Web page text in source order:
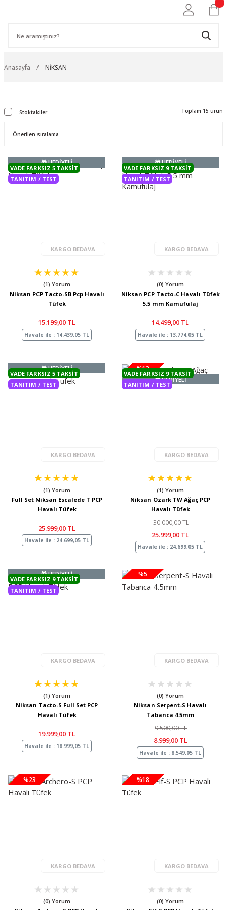
Anasayfa NİKSAN
Stoktakiler Toplam 15 ürün
🎁 HEDİYELİ
KARGO BEDAVA
VADE FARKSIZ 5 TAKSIT
TANITIM / TEST
(1) Yorum
Niksan PCP Tacto-SB Pcp Havalı
Tüfek
15.199,00 TL
Havale ile : 14.439,05 TL
🎁 HEDİYELİ
KARGO BEDAVA
VADE FARKSIZ 9 TAKSIT
TANITIM / TEST
(0) Yorum
Niksan PCP Tacto-C Havalı Tüfek
5.5 mm Kamufulaj
14.499,00 TL
Havale ile : 13.774,05 TL
🎁 HEDİYELİ
KARGO BEDAVA
VADE FARKSIZ 5 TAKSIT
TANITIM / TEST
(1) Yorum
Full Set Niksan Escalede T PCP
Havalı Tüfek
25.999,00 TL
Havale ile : 24.699,05 TL
%13
🎁 HEDİYELİ
KARGO BEDAVA
VADE FARKSIZ 9 TAKSIT
TANITIM / TEST
(1) Yorum
Niksan Ozark TW Ağaç PCP
Havalı Tüfek
30.000,00 TL
25.999,00 TL
Havale ile : 24.699,05 TL
🎁 HEDİYELİ
KARGO BEDAVA
VADE FARKSIZ 9 TAKSIT
TANITIM / TEST
(1) Yorum
Niksan Tacto-S Full Set PCP
Havalı Tüfek
19.999,00 TL
Havale ile : 18.999,05 TL
%5
KARGO BEDAVA
(0) Yorum
Niksan Serpent-S Havalı
Tabanca 4.5mm
9.500,00 TL
8.999,00 TL
Havale ile : 8.549,05 TL
%23
KARGO BEDAVA
(0) Yorum
%18
KARGO BEDAVA
(0) Yorum